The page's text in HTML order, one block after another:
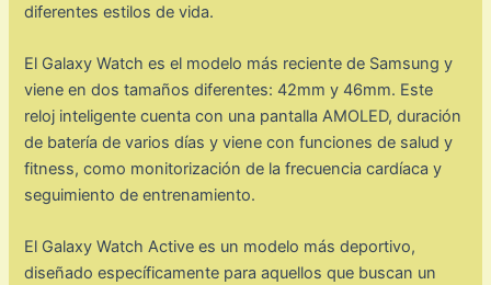
diferentes estilos de vida.
El Galaxy Watch es el modelo más reciente de Samsung y
viene en dos tamaños diferentes: 42mm y 46mm. Este
reloj inteligente cuenta con una pantalla AMOLED, duración
de batería de varios días y viene con funciones de salud y
fitness, como monitorización de la frecuencia cardíaca y
seguimiento de entrenamiento.
El Galaxy Watch Active es un modelo más deportivo,
diseñado específicamente para aquellos que buscan un